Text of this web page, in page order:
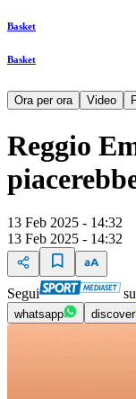
Basket
Basket
Ora per ora Video
Reggio
13 Feb 2025 - 14:32
13 Feb 2025 - 14:32
Segui su
whatsapp discover